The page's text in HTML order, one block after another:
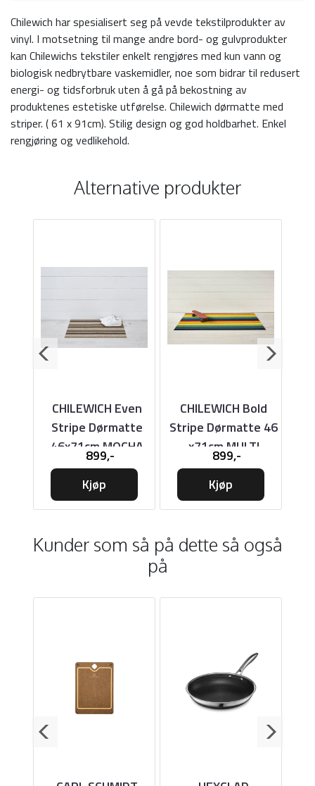
Chilewich har spesialisert seg på vevde tekstilprodukter av
vinyl. I motsetning til mange andre bord- og gulvprodukter
kan Chilewichs tekstiler enkelt rengjøres med kun vann og
biologisk nedbrytbare vaskemidler, noe som bidrar til redusert
energi- og tidsforbruk uten å gå på bekostning av
produktenes estetiske utførelse. Chilewich dørmatte med
striper. ( 61 x 91cm). Stilig design og god holdbarhet. Enkel
rengjøring og vedlikehold.
Alternative produkter
CHILEWICH Even
Stripe Dørmatte
46x71cm MOCHA
899,-
Kjøp
CHILEWICH Bold
Stripe Dørmatte 46
x71cm MULTI
899,-
Kjøp
Kunder som så på dette så også
på